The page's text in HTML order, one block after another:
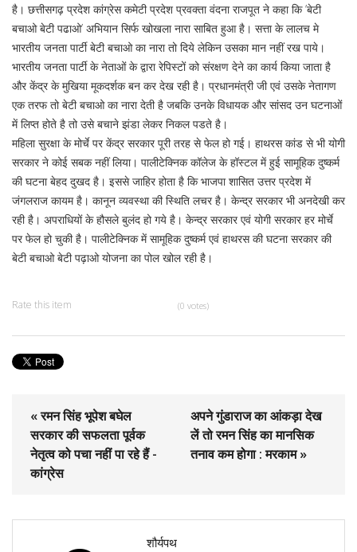
है। छत्तीसगढ़ प्रदेश कांग्रेस कमेटी प्रदेश प्रवक्ता वंदना राजपूत ने कहा कि ’बेटी
बचाओ बेटी पढाओ’ अभियान सिर्फ खोखला नारा साबित हुआ है। सत्ता के लालच मे
भारतीय जनता पार्टी बेटी बचाओ का नारा तो दिये लेकिन उसका मान नहीं रख पाये।
भारतीय जनता पार्टी के नेताओं के द्वारा रेपिस्टों को संरक्षण देने का कार्य किया जाता है
और केंद्र के मुखिया मूकदर्शक बन कर देख रही है। प्रधानमंत्री जी एवं उसके नेतागण
एक तरफ तो बेटी बचाओ का नारा देती है जबकि उनके विधायक और सांसद उन घटनाओं
में लिप्त होते है तो उसे बचाने झंडा लेकर निकल पडते है।
महिला सुरक्षा के मोर्चे पर केंद्र सरकार पूरी तरह से फेल हो गई। हाथरस कांड से भी योगी
सरकार ने कोई सबक नहीं लिया। पालीटेक्निक कॉलेज के हॉस्टल में हुई सामूहिक दुष्कर्म
की घटना बेहद दुखद है। इससे जाहिर होता है कि भाजपा शासित उत्तर प्रदेश में
जंगलराज कायम है। कानून व्यवस्था की स्थिति लचर है। केन्द्र सरकार भी अनदेखी कर
रही है। अपराधियों के हौसले बुलंद हो गये है। केन्द्र सरकार एवं योगी सरकार हर मोर्चे
पर फेल हो चुकी है। पालीटेक्निक में सामूहिक दुष्कर्म एवं हाथरस की घटना सरकार की
बेटी बचाओ बेटी पढ़ाओ योजना का पोल खोल रही है।
Rate this item (0 votes)
« रमन सिंह भूपेश बघेल
सरकार की सफलता पूर्वक
नेतृत्व को पचा नहीं पा रहे हैं -
कांग्रेस
अपने गुंडाराज का आंकड़ा देख
लें तो रमन सिंह का मानसिक
तनाव कम होगा : मरकाम »
शौर्यपथ